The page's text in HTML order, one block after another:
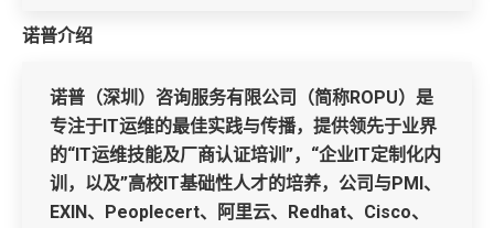
诺普介绍
诺普（深圳）咨询服务有限公司（简称ROPU）是
专注于IT运维的最佳实践与传播，提供领先于业界
的“IT运维技能及厂商认证培训”，“企业IT定制化内
训，以及”高校IT基础性人才的培养，公司与PMI、
EXIN、Peoplecert、阿里云、Redhat、Cisco、